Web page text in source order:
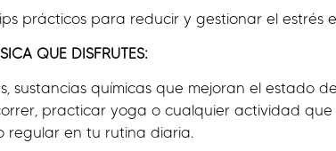
prácticos para reducir y gestionar el estrés
QUE DISFRUTES:
sustancias químicas que mejoran el estado
practicar yoga o cualquier actividad que
regular en tu rutina diaria.